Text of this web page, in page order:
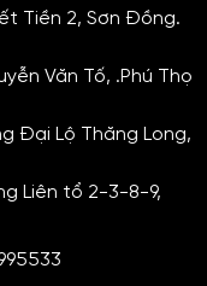
Tiền 2, Sơn Đồng.
Văn Tố, .Phú Thọ
Đại Lộ Thăng Long,
Liên tổ 2-3-8-9,